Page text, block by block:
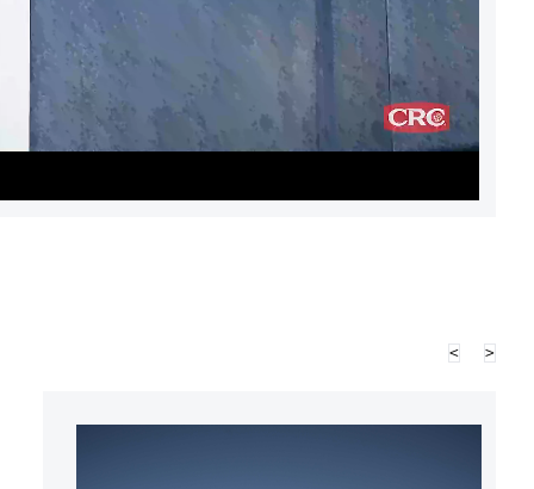
Video
< >